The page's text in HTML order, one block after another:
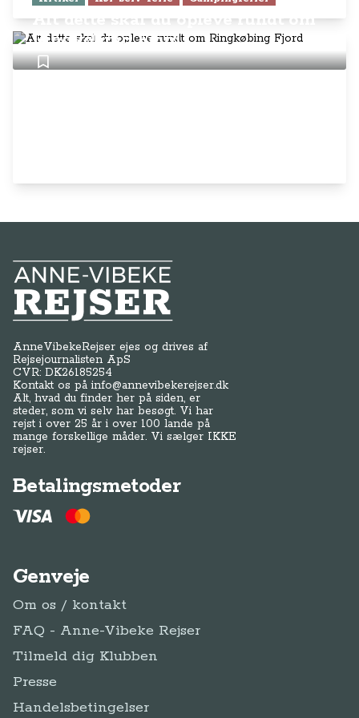
Alt dette skal du opleve rundt om
Ringkøbing Fjord
Anne-Vibeke Rejser
AnneVibekeRejser ejes og drives af
Rejsejournalisten ApS
CVR: DK26185254
Kontakt os påinfo@annevibekerejser.dk
Alt, hvad du finder her på siden, er
steder, som vi selv har besøgt. Vi har
rejst i over 25 år i over 100 lande på
mange forskellige måder. Vi sælger IKKE
rejser.
Betalingsmetoder
Genveje
Om os / kontakt
FAQ - Anne-Vibeke Rejser
Tilmeld dig Klubben
Presse
Handelsbetingelser